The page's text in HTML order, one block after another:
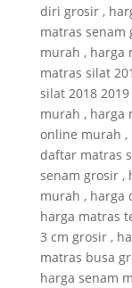
diri grosir ,
matras senam
murah , harga
matras silat
silat 2018
murah , harga
online murah ,
daftar matras
senam grosir ,
murah , harga
harga matras
3 cm grosir ,
matras busa
harga senam